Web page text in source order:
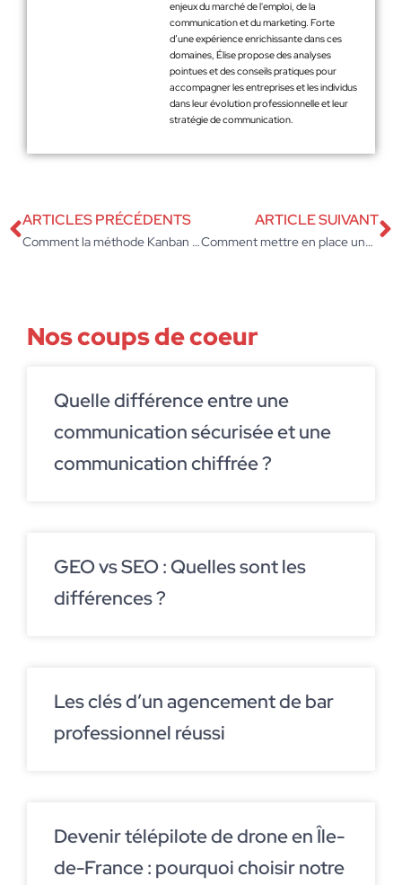
enjeux du marché de l'emploi, de la
communication et du marketing. Forte
d’une expérience enrichissante dans ces
domaines, Élise propose des analyses
pointues et des conseils pratiques pour
accompagner les entreprises et les individus
dans leur évolution professionnelle et leur
stratégie de communication.
ARTICLES PRÉCÉDENTS
Comment la méthode Kanban peut contribuer à optimiser votre marketing ?
ARTICLE SUIVANT
Comment mettre en place une campagne marketing sur Whatsapp ?
Nos coups de coeur
Quelle différence entre une
communication sécurisée et une
communication chiffrée ?
GEO vs SEO : Quelles sont les
différences ?
Les clés d’un agencement de bar
professionnel réussi
Devenir télépilote de drone en Île-
de-France : pourquoi choisir notre